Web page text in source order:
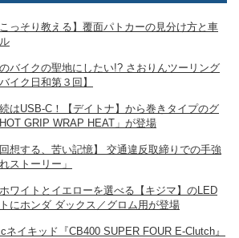
っそり教える】覆面パトカーの見分け方と車
バイクの聖地にしたい!? さおりんツーリング
イク日和第３回】
はUSB-C！【デイトナ】から巻きタイプのグ
GRIP WRAP HEAT」が登場
想する、苦い記憶】 交通違反取締りでの手強
ストーリー」
ワイトとイエローを選べる【キジマ】のLED
にホンダ ダックス／グロム用が登場
ネイキッド『CB400 SUPER FOUR E-Clutch』